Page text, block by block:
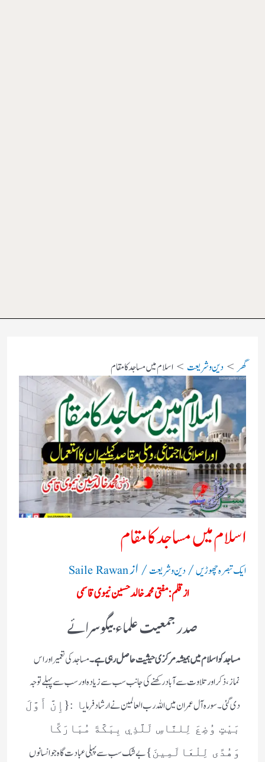
گھر دین و شریعت اسلام میں مساجد کا مقام
اسلام میں مساجد کا مقام
ایک تبصرہ چھوڑیں/دین و شریعت/ ازSaile Rawan
از قلم:مفتی محمد خالد حسین نیموی قاسمی
صدر جمعیت علماء بیگوسرائے
مساجد کو اسلام میں ہمیشہ مرکزی حیثیت حاصل رہی ہے۔مساجد کی تعمیر اور اس
نماز، ذکر اور تلاوت سے آباد رکھنے کی جانب سب سے زیادہ اور سب سے پہلے توجہ
دی گئی ۔ سورہ آل عمران میں اللہ رب العالمین نے ارشاد فرمایا :{إِنَّ أَوَّلَ
بَيْتٍ وُضِعَ لِلنَّاسِ لَلَّذِي بِبَكَّةَ مُبَارَكًا
وَهُدًى لِلْعَالَمِينَ}بے شک سب سے پہلی عبادت گا ہ جو انسانوں